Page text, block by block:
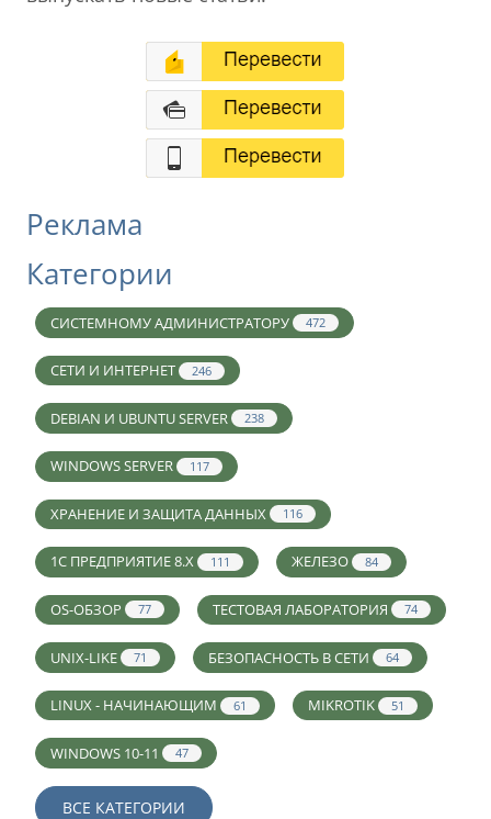
Реклама
Категории
СИСТЕМНОМУ АДМИНИСТРАТОРУ 472
СЕТИ И ИНТЕРНЕТ 246
DEBIAN И UBUNTU SERVER 238
WINDOWS SERVER 117
ХРАНЕНИЕ И ЗАЩИТА ДАННЫХ 116
1С ПРЕДПРИЯТИЕ 8.X 111 ЖЕЛЕЗО 84
OS-ОБЗОР 77 ТЕСТОВАЯ ЛАБОРАТОРИЯ 74
UNIX-LIKE 71 БЕЗОПАСНОСТЬ В СЕТИ 64
LINUX - НАЧИНАЮЩИМ 61 MIKROTIK 51
WINDOWS 10-11 47
ВСЕ КАТЕГОРИИ